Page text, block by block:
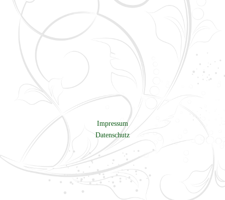
Impressum
Datenschutz